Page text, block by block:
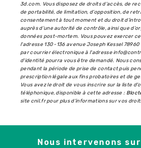
3d.com. Vous disposez de droits d’accès, de
de portabilité, de limitation, d’opposition, de
consentement à tout moment et du droit
auprès d’une autorité de contrôle, ainsi que
données post-mortem. Vous pouvez exercer
l'adresse 130 -136 avenue Joseph Kessel
par courrier électronique à l'adresse
d'identité pourra vous être demandé. Nous
pendant la période de prise de contact puis
prescription légale aux fins probatoires et de
Vous avez le droit de vous inscrire sur la liste
téléphonique, disponible à cette adresse :
site cnil.fr pour plus d’informations sur vos
Nous intervenons